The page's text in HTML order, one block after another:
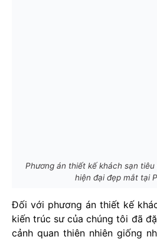
Phương án thiết kế khách sạn
hiện đại đẹp mắt tại
Đối với phương án thiết kế
kiến trúc sư của chúng tôi đã
cảnh quan thiên nhiên giống